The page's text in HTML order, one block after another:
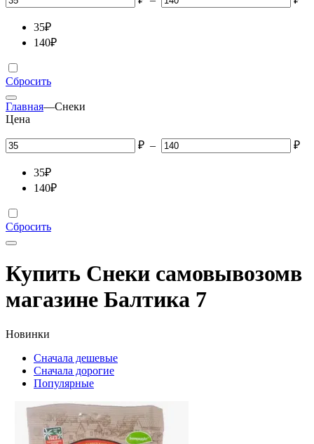
35₽
140₽
Сбросить
Главная—Снеки
Цена
₽ – ₽
35₽
140₽
Сбросить
Купить Снеки самовывозомв
магазине Балтика 7
Новинки
Сначала дешевые
Сначала дорогие
Популярные